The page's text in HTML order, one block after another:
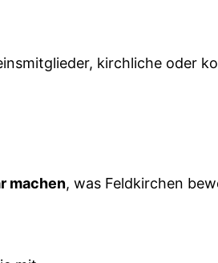
kirchliche oder
machen, was Feldkirchen